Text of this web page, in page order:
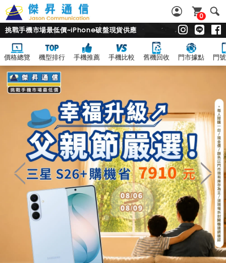
0
挑戰手機市場最低價~iPhone破盤現貨供應
價格總覽 機型排行 手機推薦 手機比較 舊機回收 門市據點 門